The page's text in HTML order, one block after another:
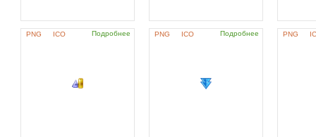
PNG ICO Подробнее PNG ICO Подробнее PNG